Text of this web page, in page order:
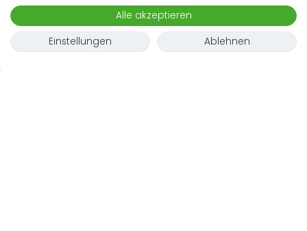
Alle akzeptieren
Einstellungen
Ablehnen